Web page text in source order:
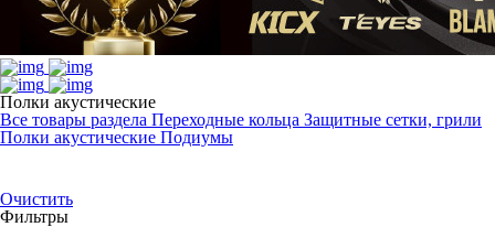
Полки акустические
Все товары раздела Переходные кольца Защитные сетки, грили
Полки акустические Подиумы
Очистить
Фильтры